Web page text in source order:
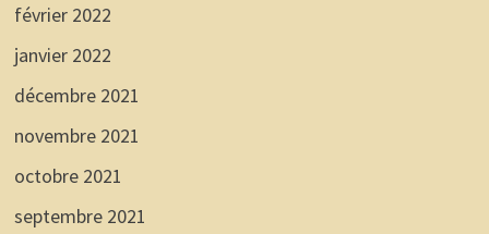
février 2022
janvier 2022
décembre 2021
novembre 2021
octobre 2021
septembre 2021